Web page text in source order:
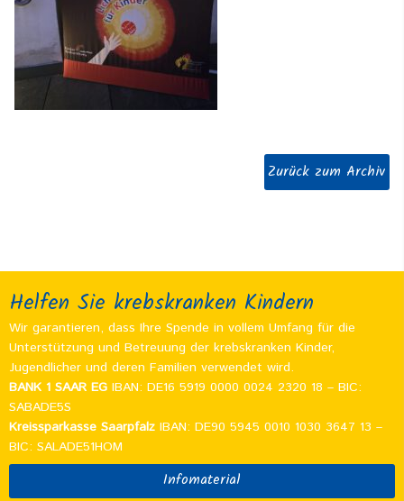
Zurück zum Archiv
Helfen Sie krebskranken Kindern
Wir garantieren, dass Ihre Spende in vollem Umfang für die
Unterstützung und Betreuung der krebskranken Kinder,
Jugendlicher und deren Familien verwendet wird.
BANK 1 SAAR EG IBAN: DE16 5919 0000 0024 2320 18 – BIC:
SABADE5S
Kreissparkasse Saarpfalz IBAN: DE90 5945 0010 1030 3647 13 –
BIC: SALADE51HOM
Infomaterial